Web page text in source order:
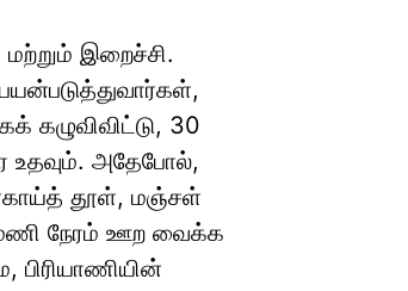
மற்றும் இறைச்சி.
கழுவிவிட்டு, 30
உதவும். அதேபோல்,
தூள், மஞ்சள்
மணி நேரம் ஊற வைக்க
பிரியாணியின்